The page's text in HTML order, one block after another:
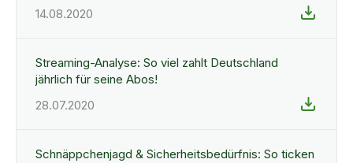
14.08.2020
Streaming-Analyse: So viel zahlt Deutschland
jährlich für seine Abos!
28.07.2020
Schnäppchenjagd & Sicherheitsbedürfnis: So ticken